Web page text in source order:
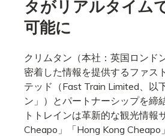
タがリアルタイム
可能に
クリムタン（本社：英国ロンド
密着した情報を提供するファス
テッド（Fast Train Limited、以
ン」）とパートナーシップを締
トトレインは革新的な観光情報
Cheapo」「Hong Kong Cheapo